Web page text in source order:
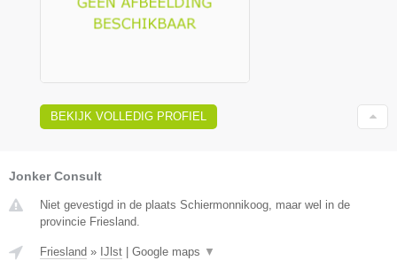
BEKIJK VOLLEDIG PROFIEL
Jonker Consult
Niet gevestigd in de plaats Schiermonnikoog, maar wel in de
provincie Friesland.
Friesland » IJlst | Google maps ▼